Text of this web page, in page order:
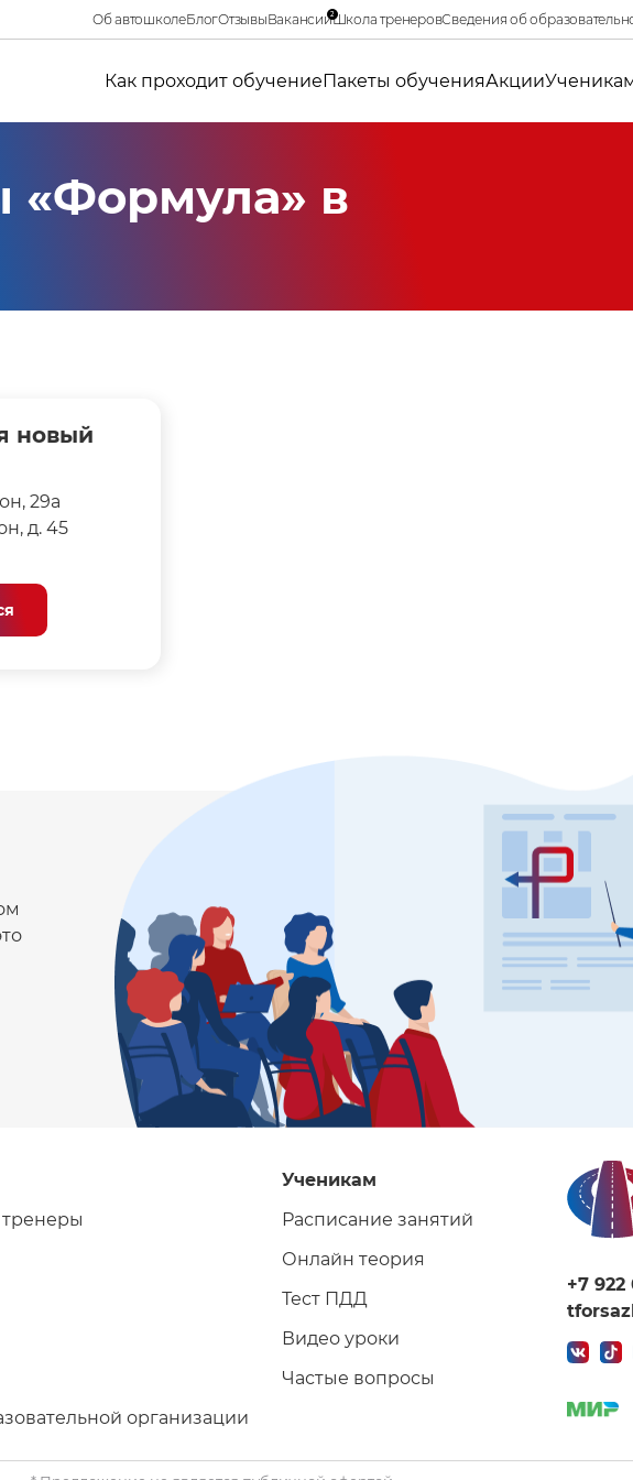
Об автошколеБлогОтзывыВакансии2Школа тренеровСведения об
Как проходит обучениеПакеты обученияАкции
«Формула» в
новый
29а
д. 45
организации
Ученикам
Расписание занятий
Онлайн теория
Тест ПДД
Видео уроки
Частые вопросы
+7